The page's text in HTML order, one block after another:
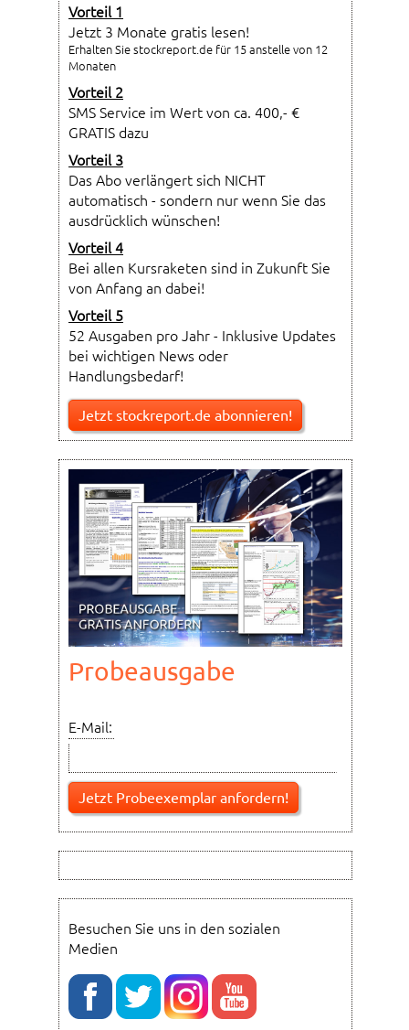
Vorteil 1
Jetzt 3 Monate gratis lesen!
Erhalten Sie stockreport.de für 15 anstelle von 12
Monaten
Vorteil 2
SMS Service im Wert von ca. 400,- €
GRATIS dazu
Vorteil 3
Das Abo verlängert sich NICHT
automatisch - sondern nur wenn Sie das
ausdrücklich wünschen!
Vorteil 4
Bei allen Kursraketen sind in Zukunft Sie
von Anfang an dabei!
Vorteil 5
52 Ausgaben pro Jahr - Inklusive Updates
bei wichtigen News oder
Handlungsbedarf!
Jetzt stockreport.de abonnieren!
Probeausgabe
E-Mail:
Besuchen Sie uns in den sozialen
Medien